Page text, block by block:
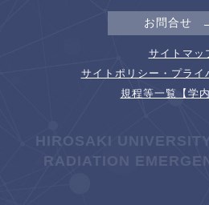
お問合せ
サイトマッ
サイトポリシー・プライ
規程等一覧【学内
HIROSAKI
RADIATION